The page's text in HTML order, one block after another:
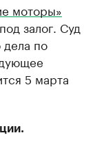
моторы»
залог. Суд
по
5 марта